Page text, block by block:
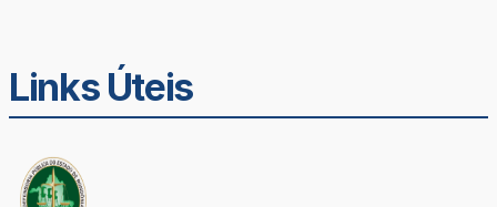
Links Úteis